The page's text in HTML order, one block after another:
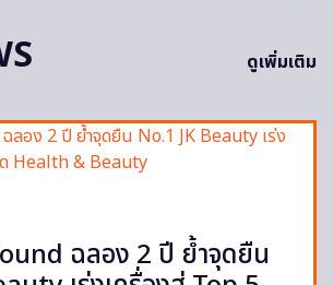
ดูเพิ่มเติม
ฉลอง 2 ปี ย้ำจุดยืน